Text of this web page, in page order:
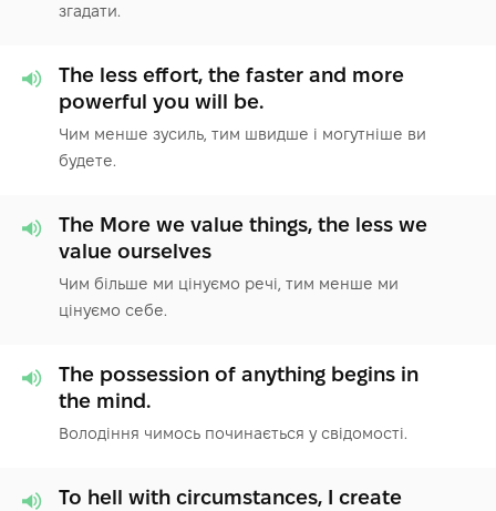
згадати.
The less effort, the faster and more
powerful you will be.
Чим менше зусиль, тим швидше і могутніше ви
будете.
The More we value things, the less we
value ourselves
Чим більше ми цінуємо речі, тим менше ми
цінуємо себе.
The possession of anything begins in
the mind.
Володіння чимось починається у свідомості.
To hell with circumstances, I create